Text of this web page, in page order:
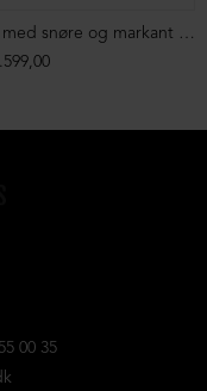
Støvle med snøre og markant syning
00 35